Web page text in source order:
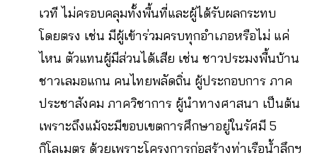
เวที ไม่ครอบคลุมทั้งพื้นที่และผู้ได้รับผลกระทบ
โดยตรง เช่น มีผู้เข้าร่วมครบทุกอำเภอหรือไม่ แค่
ไหน ตัวแทนผู้มีส่วนได้เสีย เช่น ชาวประมงพื้นบ้าน
ชาวเลมอแกน คนไทยพลัดถิ่น ผู้ประกอบการ ภาค
ประชาสังคม ภาควิชาการ ผู้นำทางศาสนา เป็นต้น
เพราะถึงแม้จะมีขอบเขตการศึกษาอยู่ในรัศมี 5
กิโลเมตร ด้วยเพราะโครงการก่อสร้างท่าเรือน้ำลึกฯ